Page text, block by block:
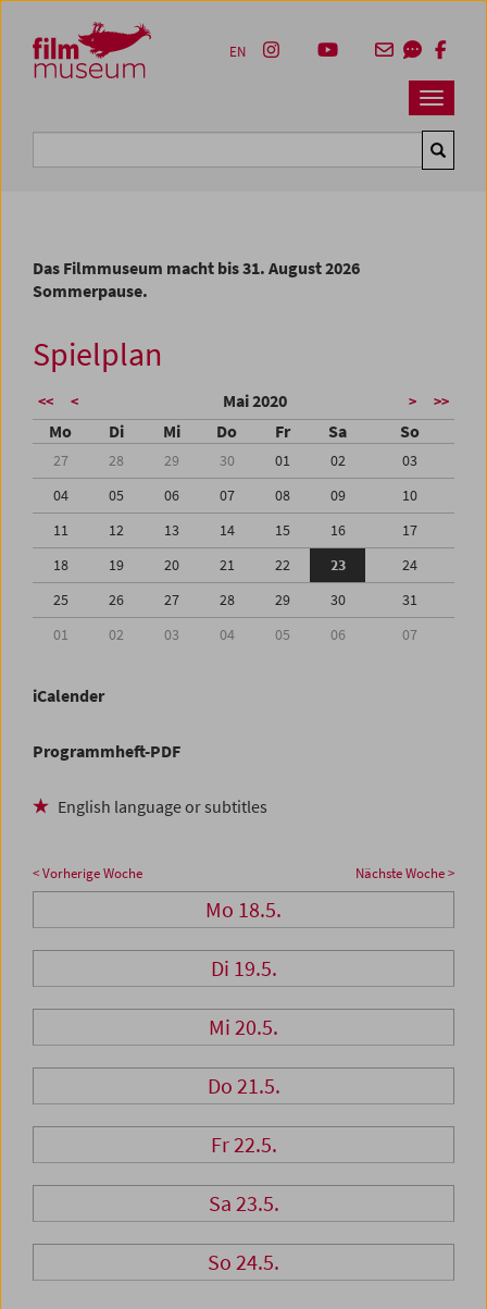
Zum Inhalt
Zum Hauptmenü
Zur Servicenavigation
Zum Suche
Navbar
EN
Das Filmmuseum macht bis 31. August 2026
Sommerpause.
Spielplan
<< < Mai 2020 > >>
Mo Di Mi Do Fr Sa So
27 28 29 30 01 02
03
04
05 06 07 08 09
10
11
12 13 14 15 16
17
18
19 20 21 22 23
24
25
26 27 28 29 30
31
01
02 03 04 05 06 07
iCalender
Programmheft-PDF
English language or subtitles
< Vorherige Woche Nächste Woche >
Mo 18.5.
Di 19.5.
Mi 20.5.
Do 21.5.
Fr 22.5.
Sa 23.5.
So 24.5.